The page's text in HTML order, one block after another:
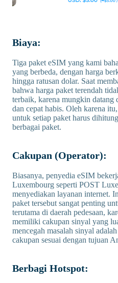
Biaya:
Tiga paket eSIM yang kami
yang berbeda, dengan harga
hingga ratusan dolar. Saat
bahwa harga paket terendah
terbaik, karena mungkin datang
dan cepat habis. Oleh karena
untuk setiap paket harus
berbagai paket.
Cakupan (Operator):
Biasanya, penyedia eSIM
Luxembourg seperti POST
menyediakan layanan internet.
paket tersebut sangat penting
terutama di daerah pedesaan,
memiliki cakupan sinyal yang
mencegah masalah sinyal
cakupan sesuai dengan tujuan
Berbagi Hotspot: